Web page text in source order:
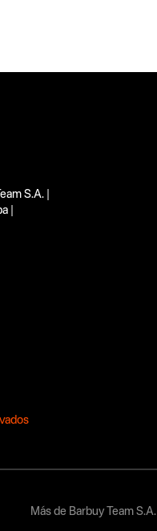
S.A. |
|
Más de Barbuy Team S.A.